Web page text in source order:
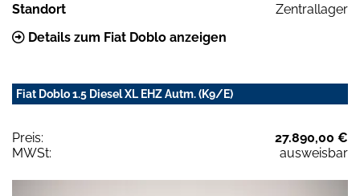
Standort
Zentrallager
Details zum Fiat Doblo anzeigen
Fiat Doblo 1.5 Diesel XL EHZ Autm. (K9/E)
Preis:
27.890,00 €
MWSt:
ausweisbar